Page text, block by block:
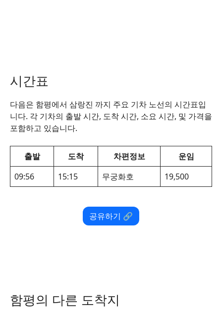
시간표
다음은 함평에서 삼랑진 까지 주요 기차 노선의 시간표입
니다. 각 기차의 출발 시간, 도착 시간, 소요 시간, 및 가격을
포함하고 있습니다.
출발 도착 차편정보
운임
09:56
15:15 무궁화호 19,500
공유하기 🔗
함평의 다른 도착지